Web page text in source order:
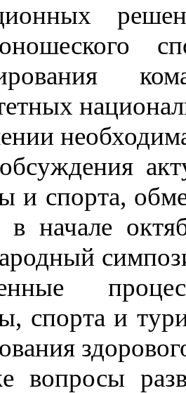
и спорта,
в начале
спорта и
вопросы